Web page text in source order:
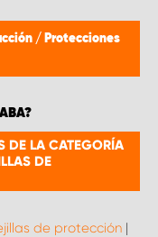
/ Protecciones
DE LA CATEGORÍA
DE
de protección |